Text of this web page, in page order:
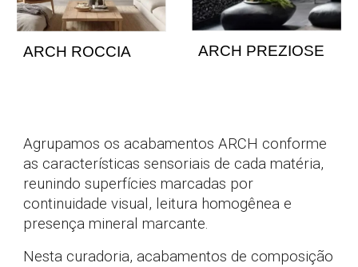
ARCH ROCCIA ARCH PREZIOSE
Agrupamos os acabamentos ARCH conforme
as características sensoriais de cada matéria,
reunindo superfícies marcadas por
continuidade visual, leitura homogênea e
presença mineral marcante.
Nesta curadoria, acabamentos de composição